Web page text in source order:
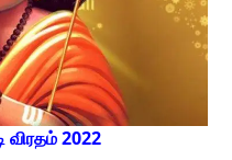
விரதம் 2022